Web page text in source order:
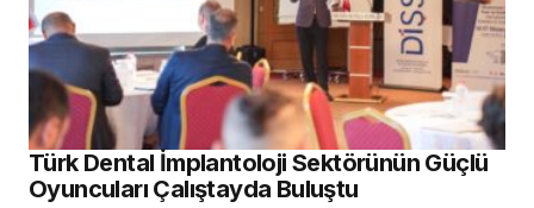
Türk Dental İmplantoloji Sektörünün Güçlü
Oyuncuları Çalıştayda Buluştu